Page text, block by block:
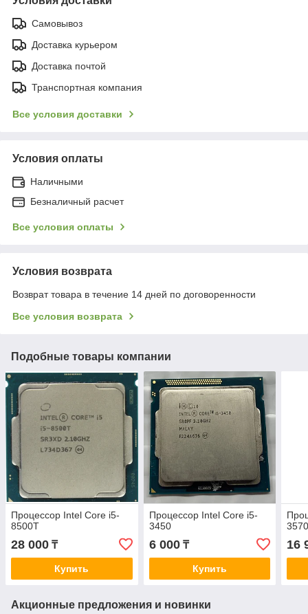
Самовывоз
Доставка курьером
Доставка почтой
Транспортная компания
Все условия доставки
Условия оплаты
Наличными
Безналичный расчет
Все условия оплаты
Условия возврата
Возврат товара в течение 14 дней по договоренности
Все условия возврата
Подобные товары компании
Процессор Intel Core i5-
8500T
28 000 ₸
Купить
Процессор Intel Core i5-
3450
6 000₸
Купить
16
Акционные предложения и новинки